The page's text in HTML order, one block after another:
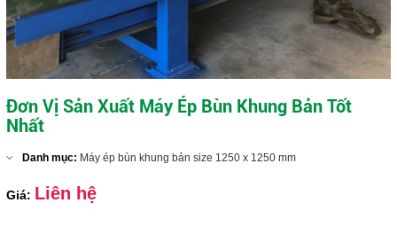
Đơn Vị Sản Xuất Máy Ép Bùn Khung Bản Tốt
Nhất
Danh mục: Máy ép bùn khung bản size 1250 x 1250 mm
Giá: Liên hệ